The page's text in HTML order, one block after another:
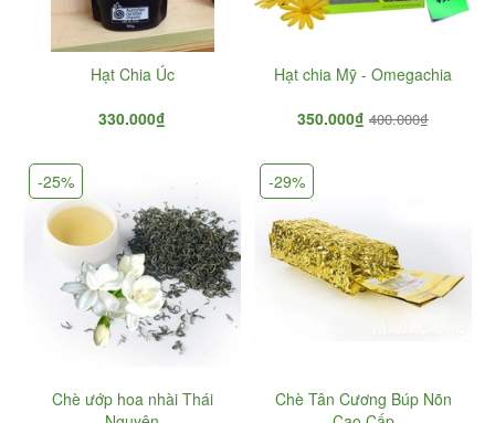
Hạt Chia Úc
330.000₫
Hạt chia Mỹ - Omegachia
350.000₫ 400.000₫
Chè ướp hoa nhài Thái
-25%
Chè Tân Cương Búp Nõn
-29%